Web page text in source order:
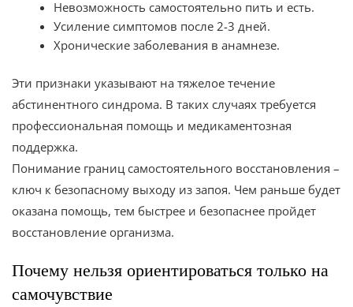
Невозможность самостоятельно пить и есть.
Усиление симптомов после 2-3 дней.
Хронические заболевания в анамнезе.
Эти признаки указывают на тяжелое течение
абстинентного синдрома. В таких случаях требуется
профессиональная помощь и медикаментозная
поддержка.
Понимание границ самостоятельного восстановления –
ключ к безопасному выходу из запоя. Чем раньше будет
оказана помощь, тем быстрее и безопаснее пройдет
восстановление организма.
Почему нельзя ориентироваться только на
самочувствие